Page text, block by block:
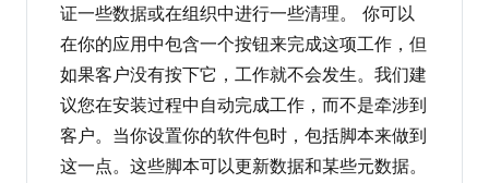
证一些数据或在组织中进行一些清理。 你可以
在你的应用中包含一个按钮来完成这项工作，但
如果客户没有按下它，工作就不会发生。我们建
议您在安装过程中自动完成工作，而不是牵涉到
客户。当你设置你的软件包时，包括脚本来做到
这一点。这些脚本可以更新数据和某些元数据。